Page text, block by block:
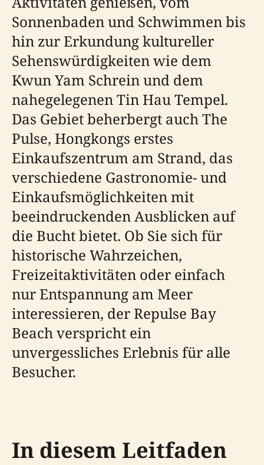
Sonnenbaden und Schwimmen bis
hin zur Erkundung kultureller
Sehenswürdigkeiten wie dem
Kwun Yam Schrein und dem
nahegelegenen Tin Hau Tempel.
Das Gebiet beherbergt auch The
Pulse, Hongkongs erstes
Einkaufszentrum am Strand, das
verschiedene Gastronomie- und
Einkaufsmöglichkeiten mit
beeindruckenden Ausblicken auf
die Bucht bietet. Ob Sie sich für
historische Wahrzeichen,
Freizeitaktivitäten oder einfach
nur Entspannung am Meer
interessieren, der Repulse Bay
Beach verspricht ein
unvergessliches Erlebnis für alle
Besucher.
In diesem Leitfaden